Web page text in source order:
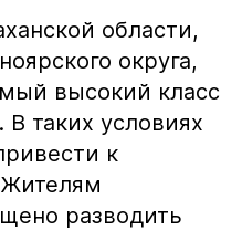
области,
округа,
высокий класс
таких условиях
к
разводить